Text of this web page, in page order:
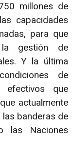
millones de
capacidades
para que
gestión de
Y la última
de
que
actualmente
las banderas de
las Naciones